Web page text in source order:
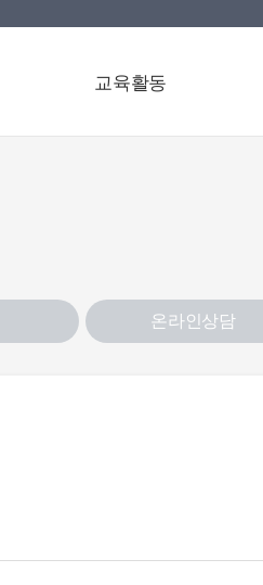
교육활동
온라인상담